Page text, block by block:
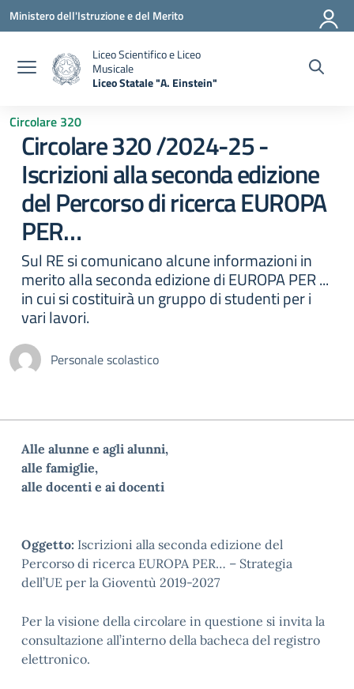
Vai ai contenuti
Vai al menu di navigazione
Vai al footer
Ministero dell'Istruzione e del Merito
Liceo Scientifico e Liceo
Musicale
Liceo Statale "A. Einstein"
Circolare 320
Circolare 320 /2024-25 -
Iscrizioni alla seconda edizione
del Percorso di ricerca EUROPA
PER…
Sul RE si comunicano alcune informazioni in
merito alla seconda edizione di EUROPA PER ...
in cui si costituirà un gruppo di studenti per i
vari lavori.
Personale scolastico
Alle alunne e agli alunni,
alle famiglie,
alle docenti e ai docenti
Oggetto: Iscrizioni alla seconda edizione del
Percorso di ricerca EUROPA PER… – Strategia
dell’UE per la Gioventù 2019-2027
Per la visione della circolare in questione si invita la
consultazione all’interno della bacheca del registro
elettronico.